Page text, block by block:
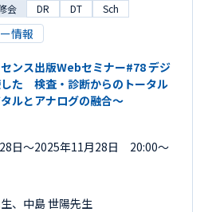
会 DR DT Sch
情報
ンス出版Webセミナー#78 デジ
た 検査・診断からのトータル
ルとアナログの融合～
日〜2025年11月28日 20:00～
、中島 世陽先生